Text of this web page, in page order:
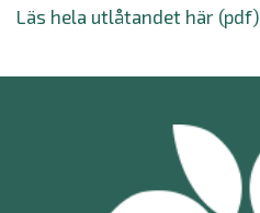
Läs hela utlåtandet här (pdf)